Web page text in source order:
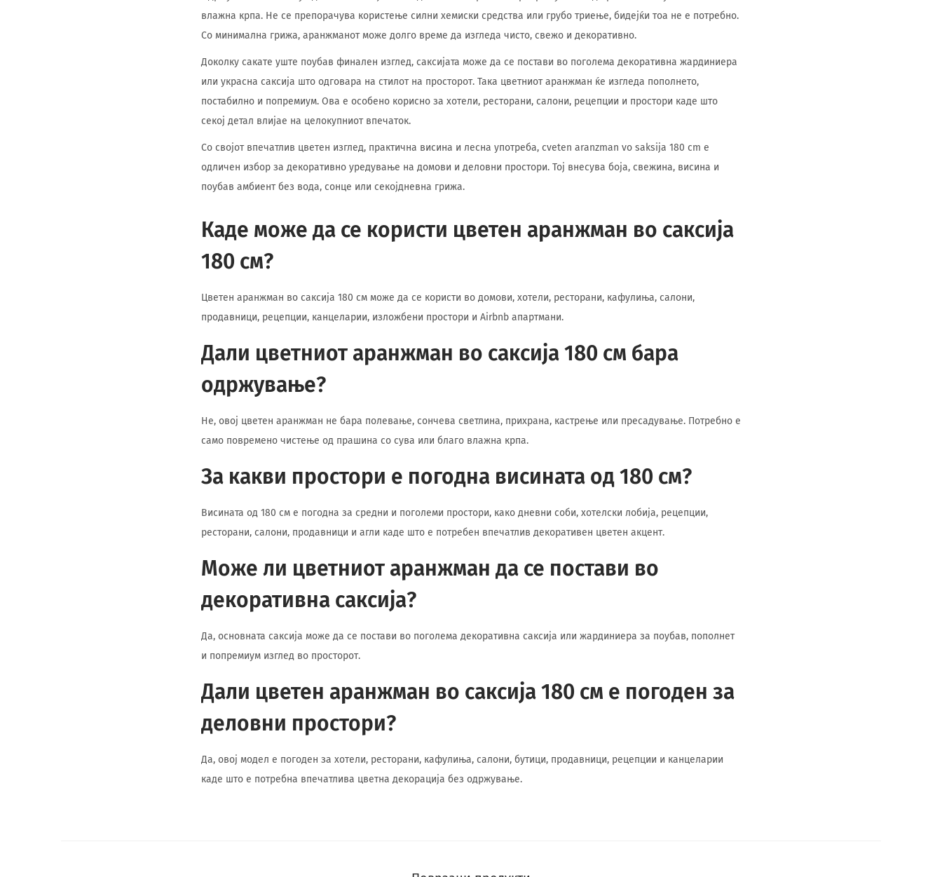
влажна крпа. Не се препорачува користење силни хемиски средства или грубо триење, бидејќи тоа не е потребно.
Со минимална грижа, аранжманот може долго време да изгледа чисто, свежо и декоративно.
Доколку сакате уште поубав финален изглед, саксијата може да се постави во поголема декоративна жардиниера
или украсна саксија што одговара на стилот на просторот. Така цветниот аранжман ќе изгледа пополнето,
постабилно и попремиум. Ова е особено корисно за хотели, ресторани, салони, рецепции и простори каде што
секој детал влијае на целокупниот впечаток.
Со својот впечатлив цветен изглед, практична висина и лесна употреба, cveten aranzman vo saksija 180 cm е
одличен избор за декоративно уредување на домови и деловни простори. Тој внесува боја, свежина, висина и
поубав амбиент без вода, сонце или секојдневна грижа.
Каде може да се користи цветен аранжман во саксија
180 см?
Цветен аранжман во саксија 180 см може да се користи во домови, хотели, ресторани, кафулиња, салони,
продавници, рецепции, канцеларии, изложбени простори и Airbnb апартмани.
Дали цветниот аранжман во саксија 180 см бара
одржување?
Не, овој цветен аранжман не бара полевање, сончева светлина, прихрана, кастрење или пресадување. Потребно е
само повремено чистење од прашина со сува или благо влажна крпа.
За какви простори е погодна висината од 180 см?
Висината од 180 см е погодна за средни и поголеми простори, како дневни соби, хотелски лобија, рецепции,
ресторани, салони, продавници и агли каде што е потребен впечатлив декоративен цветен акцент.
Може ли цветниот аранжман да се постави во
декоративна саксија?
Да, основната саксија може да се постави во поголема декоративна саксија или жардиниера за поубав, пополнет
и попремиум изглед во просторот.
Дали цветен аранжман во саксија 180 см е погоден за
деловни простори?
Да, овој модел е погоден за хотели, ресторани, кафулиња, салони, бутици, продавници, рецепции и канцеларии
каде што е потребна впечатлива цветна декорација без одржување.